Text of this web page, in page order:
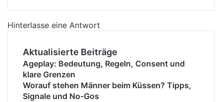
Hinterlasse eine Antwort
Aktualisierte Beiträge
Ageplay: Bedeutung, Regeln, Consent und
klare Grenzen
Worauf stehen Männer beim Küssen? Tipps,
Signale und No-Gos